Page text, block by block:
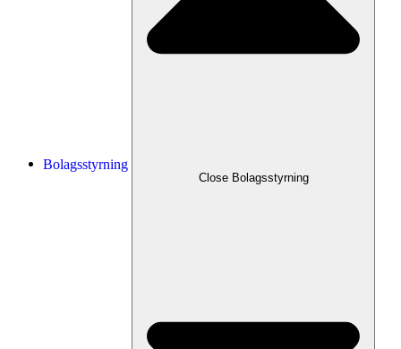
Bolagsstyrning
Close Bolagsstyrning